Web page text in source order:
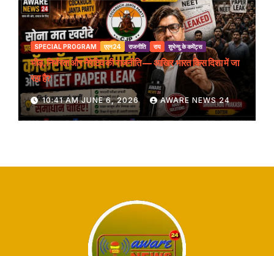
SPECIAL PROGRAM एएन24 राजनीति राय शुभेन्दु के कमेंट्स
भीड़, निर्भरता और नैरेटिव की राजनीति — आखिर भारत किस दिशा में जा
रहा है?
10:41 AM JUNE 6, 2026 AWARE NEWS 24